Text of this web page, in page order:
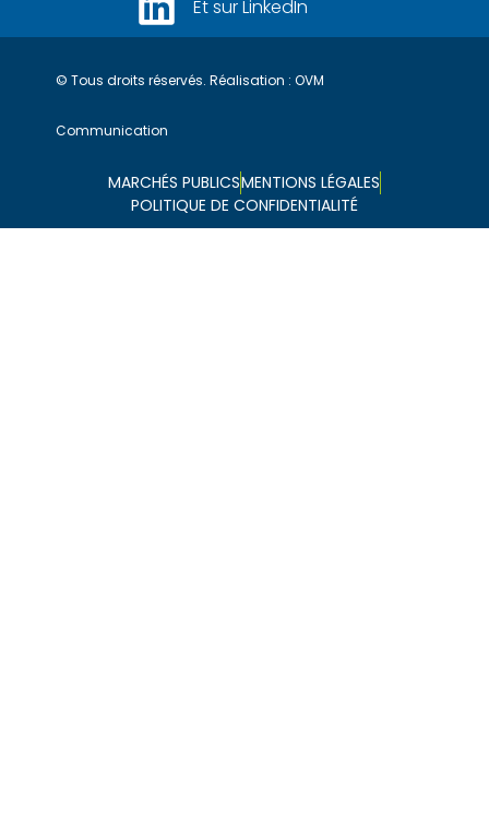
Et sur LinkedIn
© Tous droits réservés. Réalisation : OVM
Communication
MARCHÉS PUBLICSMENTIONS LÉGALES
POLITIQUE DE CONFIDENTIALITÉ